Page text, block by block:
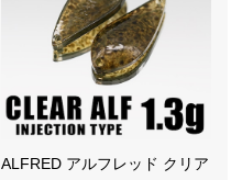
ALFRED アルフレッド クリア